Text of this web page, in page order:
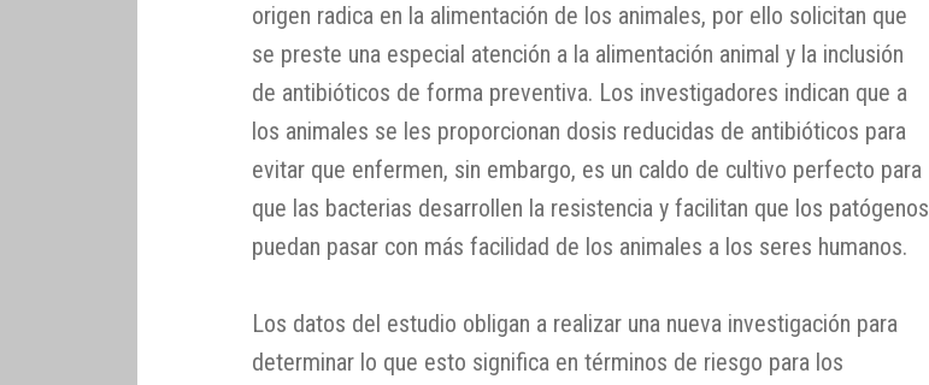
origen radica en la alimentación de los animales, por ello solicitan que
se preste una especial atención a la alimentación animal y la inclusión
de antibióticos de forma preventiva. Los investigadores indican que a
los animales se les proporcionan dosis reducidas de antibióticos para
evitar que enfermen, sin embargo, es un caldo de cultivo perfecto para
que las bacterias desarrollen la resistencia y facilitan que los patógenos
puedan pasar con más facilidad de los animales a los seres humanos.
Los datos del estudio obligan a realizar una nueva investigación para
determinar lo que esto significa en términos de riesgo para los